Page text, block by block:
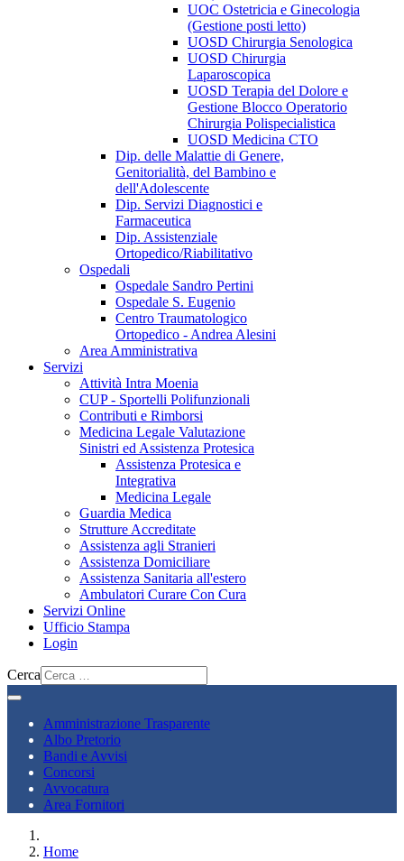
UOC Ostetricia e Ginecologia
(Gestione posti letto)
UOSD Chirurgia Senologica
UOSD Chirurgia
Laparoscopica
UOSD Terapia del Dolore e
Gestione Blocco Operatorio
Chirurgia Polispecialistica
UOSD Medicina CTO
Dip. delle Malattie di Genere,
Genitorialità, del Bambino e
dell'Adolescente
Dip. Servizi Diagnostici e
Farmaceutica
Dip. Assistenziale
Ortopedico/Riabilitativo
Ospedali
Ospedale Sandro Pertini
Ospedale S. Eugenio
Centro Traumatologico
Ortopedico - Andrea Alesini
Area Amministrativa
Servizi
Attività Intra Moenia
CUP - Sportelli Polifunzionali
Contributi e Rimborsi
Medicina Legale Valutazione
Sinistri ed Assistenza Protesica
Assistenza Protesica e
Integrativa
Medicina Legale
Guardia Medica
Strutture Accreditate
Assistenza agli Stranieri
Assistenza Domiciliare
Assistenza Sanitaria all'estero
Ambulatori Curare Con Cura
Servizi Online
Ufficio Stampa
Login
Cerca
Amministrazione Trasparente
Albo Pretorio
Bandi e Avvisi
Concorsi
Avvocatura
Area Fornitori
Home